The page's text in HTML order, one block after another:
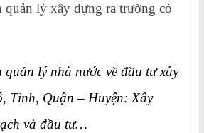
quản lý xây dựng ra trường có
quản lý nhà nước về đầu tư xây
Tỉnh, Quận – Huyện: Xây
và đầu tư…